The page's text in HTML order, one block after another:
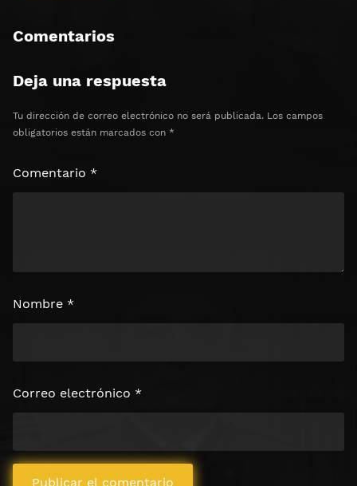
⏰ El acceso expira en 1 hora
Comentarios
Deja una respuesta
Tu dirección de correo electrónico no será publicada. Los campos
obligatorios están marcados con *
Comentario *
Nombre *
Correo electrónico *